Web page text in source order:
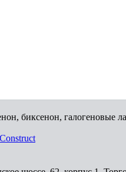
биксенон, галогеновые